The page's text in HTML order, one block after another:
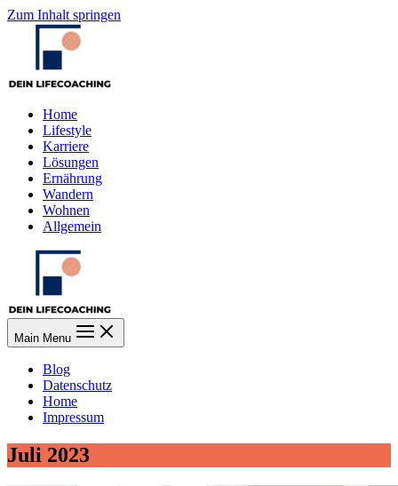
Zum Inhalt springen
Home
Lifestyle
Karriere
Lösungen
Ernährung
Wandern
Wohnen
Allgemein
Main Menu
Blog
Datenschutz
Home
Impressum
Juli 2023